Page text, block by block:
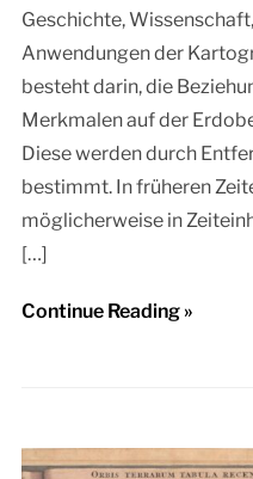
Geschichte,
Anwendungen der
besteht darin, die
Merkmalen auf der
Diese werden durch
bestimmt. In früheren
möglicherweise in
[…]
Continue Reading »